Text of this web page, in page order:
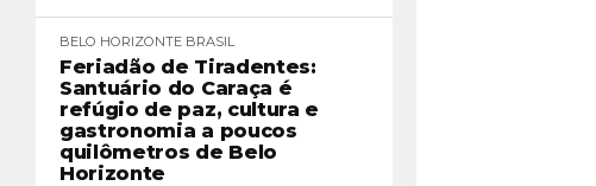
BELO HORIZONTE BRASIL
Feriadão de Tiradentes:
Santuário do Caraça é
refúgio de paz, cultura e
gastronomia a poucos
quilômetros de Belo
Horizonte